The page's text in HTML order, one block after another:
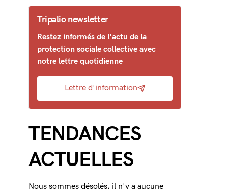
Tripalio newsletter
Restez informés de l'actu de la
protection sociale collective avec
notre lettre quotidienne
Lettre d'information
TENDANCES
ACTUELLES
Nous sommes désolés, il n'y a aucune